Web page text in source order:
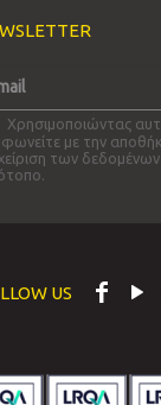
Χρησιμοποιώντας
με την
των
US